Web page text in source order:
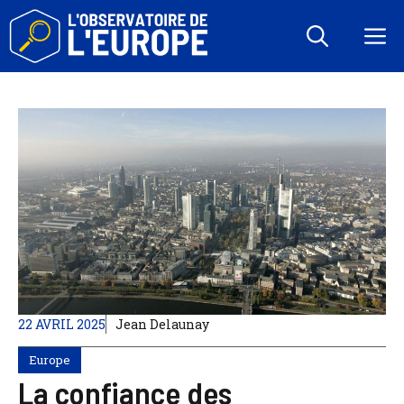
Aller
contenu
22 AVRIL 2025 Jean Delaunay
Europe
La confiance des